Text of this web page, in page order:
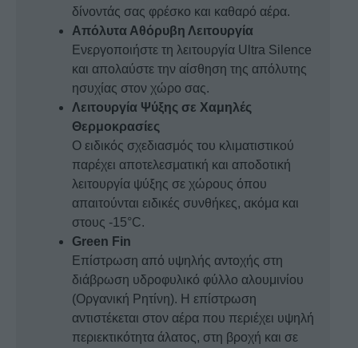
δίνοντάς σας φρέσκο και καθαρό αέρα.
Απόλυτα Αθόρυβη Λειτουργία
Ενεργοποιήστε τη λειτουργία Ultra Silence
και απολαύστε την αίσθηση της απόλυτης
ησυχίας στον χώρο σας.
Λειτουργία Ψύξης σε Χαμηλές
Θερμοκρασίες
Ο ειδικός σχεδιασμός του κλιματιστικού
παρέχει αποτελεσματική και αποδοτική
λειτουργία ψύξης σε χώρους όπου
απαιτούνται ειδικές συνθήκες, ακόμα και
στους -15°C.
Green Fin
Επίστρωση από υψηλής αντοχής στη
διάβρωση υδροφυλικό φύλλο αλουμινίου
(Οργανική Ρητίνη). Η επίστρωση
αντιστέκεται στον αέρα που περιέχει υψηλή
περιεκτικότητα άλατος, στη βροχή και σε